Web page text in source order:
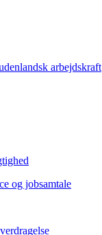
arbejdskraft
og jobsamtale